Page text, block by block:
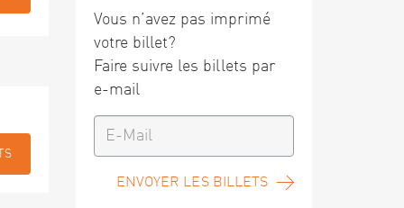
Vous n’avez pas imprimé
votre billet?
Faire suivre les billets par
e-mail
ENVOYER LES BILLETS